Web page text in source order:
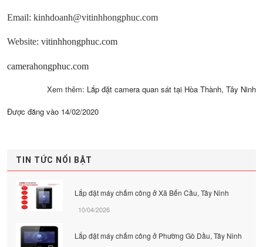
Email: kinhdoanh@vitinhhongphuc.com
Website: vitinhhongphuc.com
camerahongphuc.com
Xem thêm: Lắp đặt camera quan sát tại Hòa Thành, Tây Ninh
Được đăng vào 14/02/2020
TIN TỨC NỔI BẬT
Lắp đặt máy chấm công ở Xã Bến Cầu, Tây Ninh
10/04/2026
Lắp đặt máy chấm công ở Phường Gò Dầu, Tây Ninh